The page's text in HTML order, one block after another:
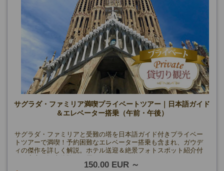
サグラダ・ファミリア満喫プライベートツアー｜日本語ガイド
＆エレベーター搭乗（午前・午後）
サグラダ・ファミリアと受難の塔を日本語ガイド付きプライベー
トツアーで満喫！予約困難なエレベーター搭乗も含まれ、ガウデ
ィの傑作を詳しく解説。ホテル送迎＆絶景フォトスポット紹介付
150.00 EUR